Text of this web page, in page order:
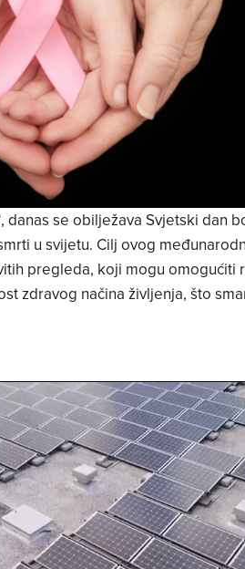
danas se obilježava Svjetski dan
u svijetu. Cilj ovog
pregleda, koji mogu omogućiti
zdravog načina življenja, što